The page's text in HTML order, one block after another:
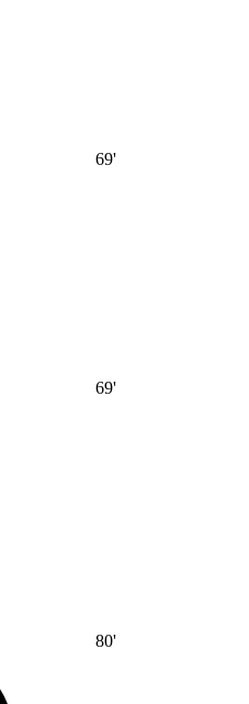
69'
69'
80'